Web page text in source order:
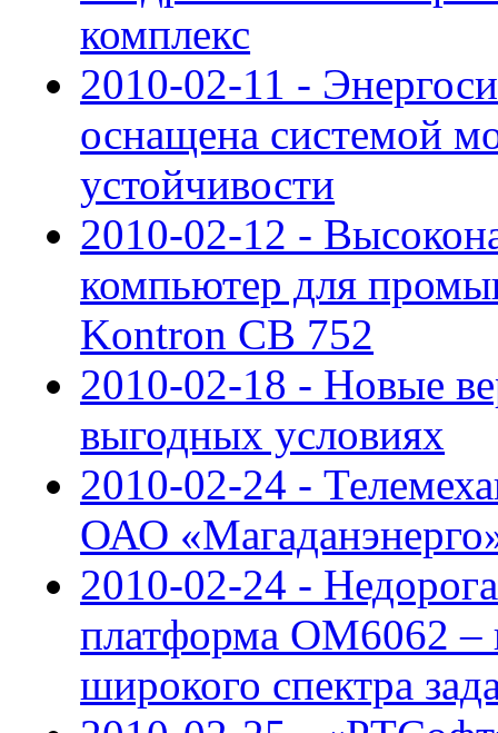
комплекс
2010-02-11 -
оснащена системой
устойчивости
2010-02-12 -
компьютер для
Kontron CB 752
2010-02-18 - Новые
выгодных условиях
2010-02-24 -
ОАО
2010-02-24 -
платформа OM6062 –
широкого спектра